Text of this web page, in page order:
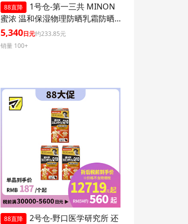
88直降
1号仓-第一三共 MINON
蜜浓 温和保湿物理防晒乳霜防晒
液UV SPF50+PA++++ 80ml 3个装
防晒抗老 敏感肌可用
5,340日元约233.85元
销量 100+
88直降
2号仓-野口医学研究所 还